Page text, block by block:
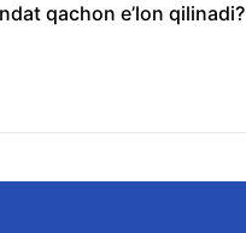
qachon e’lon qilinadi?